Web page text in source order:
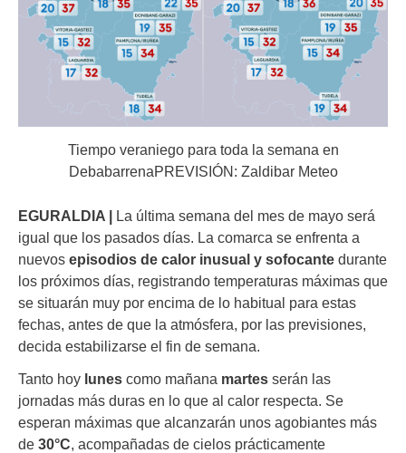
Tiempo veraniego para toda la semana en
DebabarrenaPREVISIÓN: Zaldibar Meteo
EGURALDIA | La última semana del mes de mayo será
igual que los pasados días. La comarca se enfrenta a
nuevos episodios de calor inusual y sofocante durante
los próximos días, registrando temperaturas máximas que
se situarán muy por encima de lo habitual para estas
fechas, antes de que la atmósfera, por las previsiones,
decida estabilizarse el fin de semana.
Tanto hoy lunes como mañana martes serán las
jornadas más duras en lo que al calor respecta. Se
esperan máximas que alcanzarán unos agobiantes más
de 30°C, acompañadas de cielos prácticamente